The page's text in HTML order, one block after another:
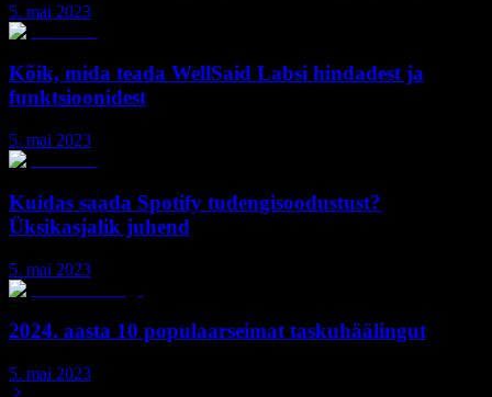
5. mai 2023
Kõik, mida teada WellSaid Labsi hindadest ja
funktsioonidest
5. mai 2023
Kuidas saada Spotify tudengisoodustust?
Üksikasjalik juhend
5. mai 2023
2024. aasta 10 populaarseimat taskuhäälingut
5. mai 2023